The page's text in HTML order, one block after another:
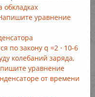
обкладках
уравнение
по закону q =2 ⋅ 10-6
колебаний заряда,
уравнение
от времени